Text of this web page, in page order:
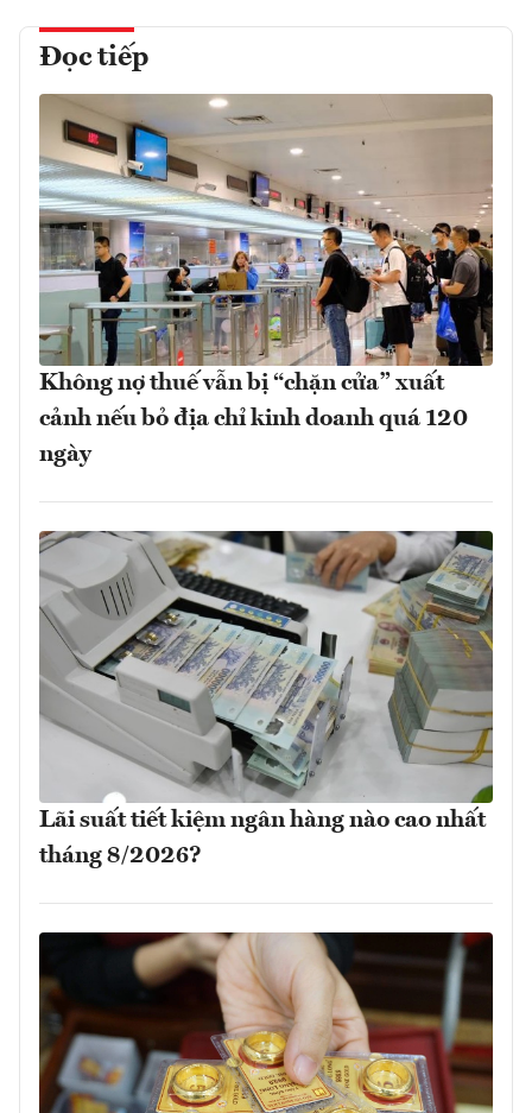
Đọc tiếp
Không nợ thuế vẫn bị “chặn cửa” xuất
cảnh nếu bỏ địa chỉ kinh doanh quá 120
ngày
Lãi suất tiết kiệm ngân hàng nào cao nhất
tháng 8/2026?